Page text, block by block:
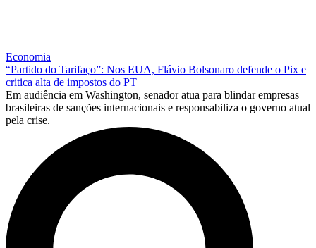
Economia
“Partido do Tarifaço”: Nos EUA, Flávio Bolsonaro defende o Pix e
critica alta de impostos do PT
Em audiência em Washington, senador atua para blindar empresas
brasileiras de sanções internacionais e responsabiliza o governo atual
pela crise.